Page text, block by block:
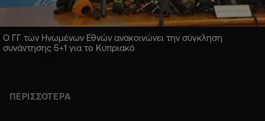
Ο ΓΓ των Ηνωμένων Εθνών ανακοινώνει την σύγκληση
συνάντησης 5+1 για το Κυπριακό
ΠΕΡΙΣΣΟΤΕΡΑ